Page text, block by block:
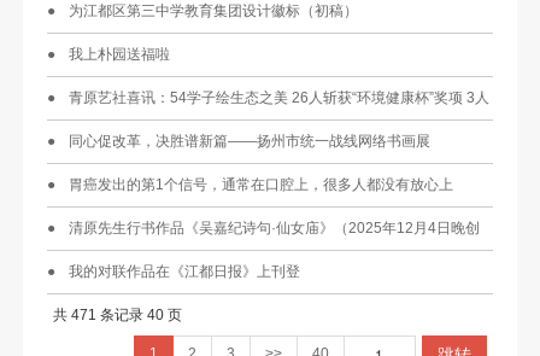
线上展为江都区第三中学教育集团设计徽标（初稿）
我上朴园送福啦
青原艺社喜讯：54学子绘生态之美 26人斩获“环境健康杯”奖项 3人
晋级省级评选
同心促改革，决胜谱新篇——扬州市统一战线网络书画展
胃癌发出的第1个信号，通常在口腔上，很多人都没有放心上
清原先生行书作品《吴嘉纪诗句·仙女庙》（2025年12月4日晚创
作）我的对联作品在《江都日报》上刊登
共 471 条记录 40 页